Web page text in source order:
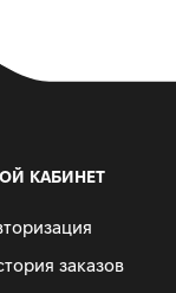
КАБИНЕТ
заказов